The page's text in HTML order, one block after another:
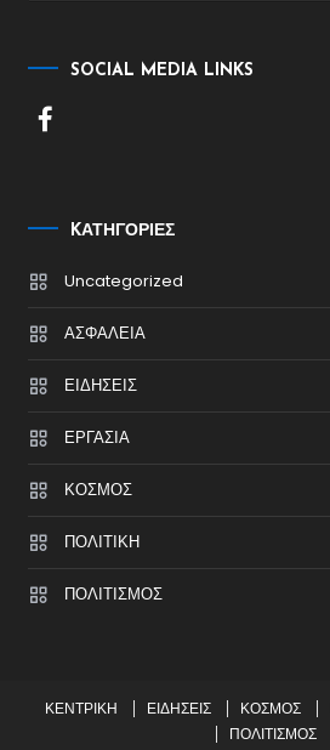
SOCIAL MEDIA LINKS
KΑΤΗΓΟΡΊΕΣ
Uncategorized
ΑΣΦΑΛΕΙΑ
ΕΙΔΗΣΕΙΣ
ΕΡΓΑΣΙΑ
ΚΟΣΜΟΣ
ΠΟΛΙΤΙΚΗ
ΠΟΛΙΤΙΣΜΟΣ
ΚΕΝΤΡΙΚΗ ΕΙΔΗΣΕΙΣ ΚΟΣΜΟΣ
ΠΟΛΙΤΙΣΜΟΣ